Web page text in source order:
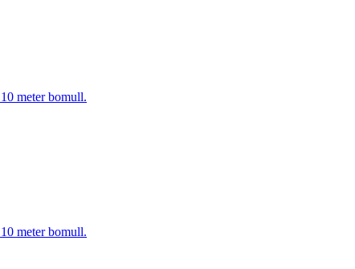
meter bomull.
meter bomull.